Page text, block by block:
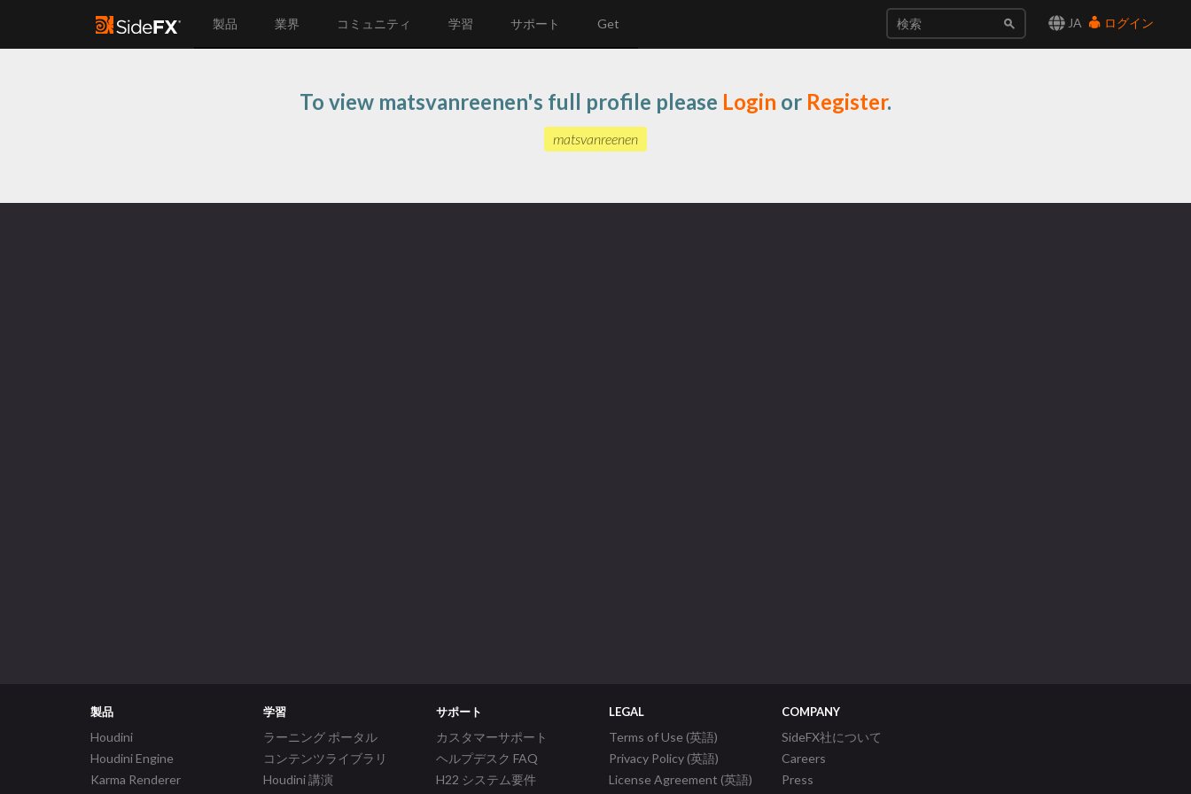
JA ログイン
製品 業界 コミュニティ 学習 サポート Get
To view matsvanreenen's full profile please Login or Register.
matsvanreenen
製品
Houdini
Houdini Engine
Karma Renderer
学習
ラーニング ポータル
コンテンツライブラリ
Houdini 講演
サポート
カスタマーサポート
ヘルプデスク FAQ
H22 システム要件
LEGAL
Terms of Use (英語)
Privacy Policy (英語)
License Agreement (英語)
COMPANY
SideFX社について
Careers
Press